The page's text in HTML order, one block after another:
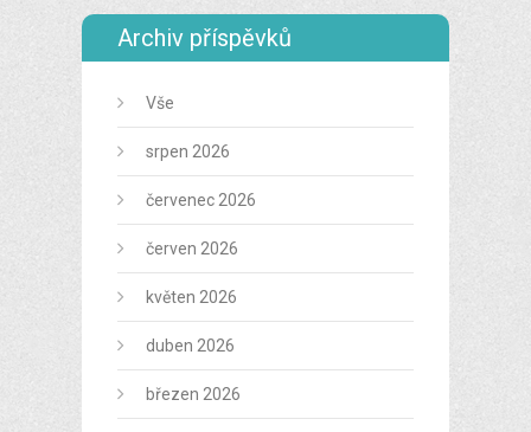
Archiv příspěvků
Vše
srpen 2026
červenec 2026
červen 2026
květen 2026
duben 2026
březen 2026